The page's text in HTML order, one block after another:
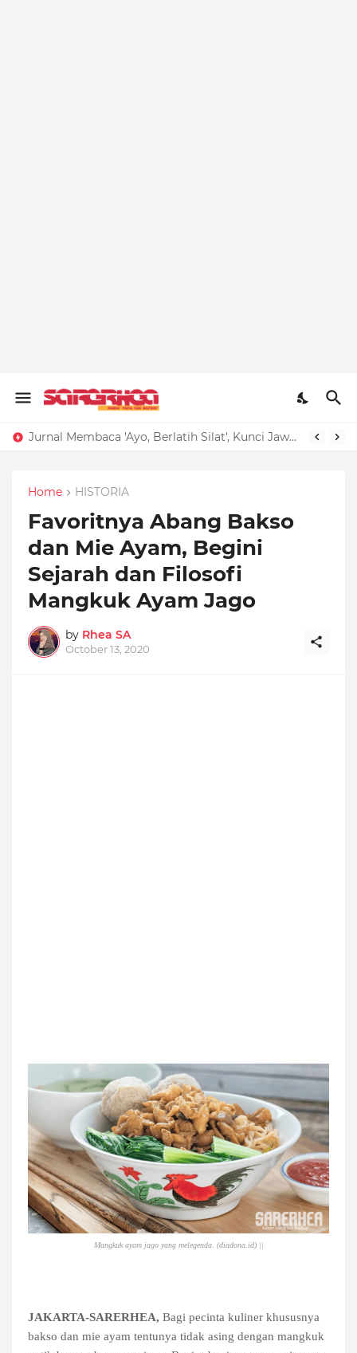
Jurnal Membaca 'Ayo, Berlatih Silat', Kunci Jawaban Bahasa Indonesia Kelas 2 SD Halaman 41
Home HISTORIA
Favoritnya Abang Bakso
dan Mie Ayam, Begini
Sejarah dan Filosofi
Mangkuk Ayam Jago
by Rhea SA
October 13, 2020
Mangkuk ayam jago yang melegenda. (diadona.id) ||
JAKARTA-SARERHEA, Bagi pecinta kuliner khususnya
bakso dan mie ayam tentunya tidak asing dengan mangkuk